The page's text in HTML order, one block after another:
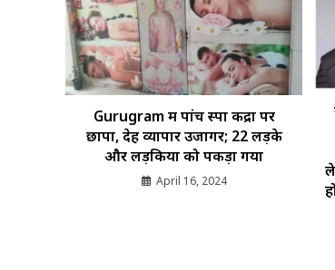
Gurugram में पांच स्पा केंद्रों पर
छापा, देह व्यापार उजागर; 22 लड़के
और लड़कियों को पकड़ा गया
April 16, 2024